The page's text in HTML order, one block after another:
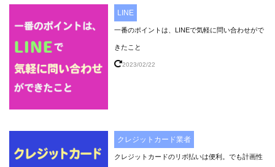
LINE
一番のポイントは、LINEで気軽に問い合わせがで
きたこと
2023/02/22
クレジットカード業者
クレジットカードのリボ払いは便利。でも計画性